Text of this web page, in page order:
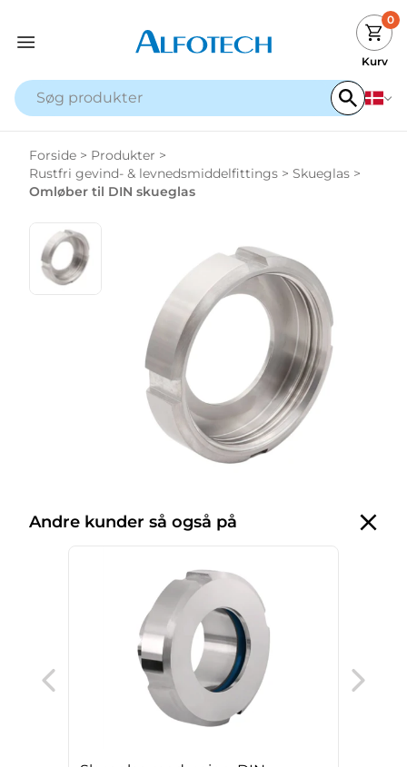
0
Kurv
Forside > Produkter >
Rustfri gevind- & levnedsmiddelfittings > Skueglas >
Omløber til DIN skueglas
Andre kunder så også på